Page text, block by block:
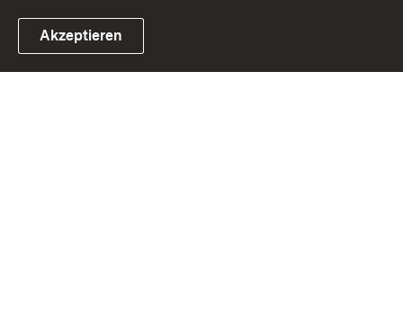
Link zum Landesportal
Akzeptieren